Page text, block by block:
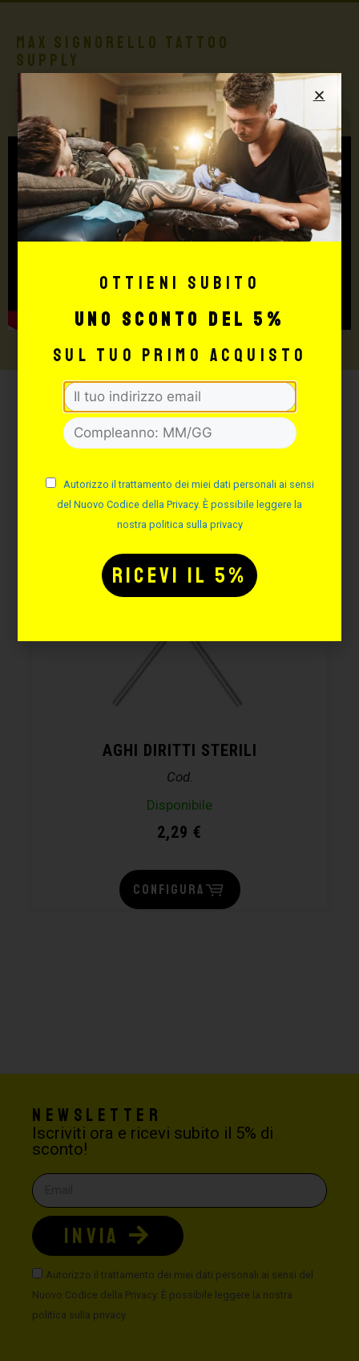
Max Signorello Tattoo
Supply
TUTTO PER IL TUO
TATTOO STUDIO
Potrebbe interessarti
anche:
AGHI DIRITTI STERILI
Cod.
Disponibile
2,29 €
CONFIGURA
Newsletter
Iscriviti ora e ricevi subito il 5% di
sconto!
Autorizzo il trattamento dei miei dati personali ai sensi del
Nuovo Codice della Privacy. È possibile leggere la nostra
politica sulla privacy
INVIA
Ottieni subito
uno sconto del 5%
sul tuo primo acquisto
Autorizzo il trattamento dei miei dati personali ai sensi
del Nuovo Codice della Privacy. È possibile leggere la
nostra politica sulla privacy